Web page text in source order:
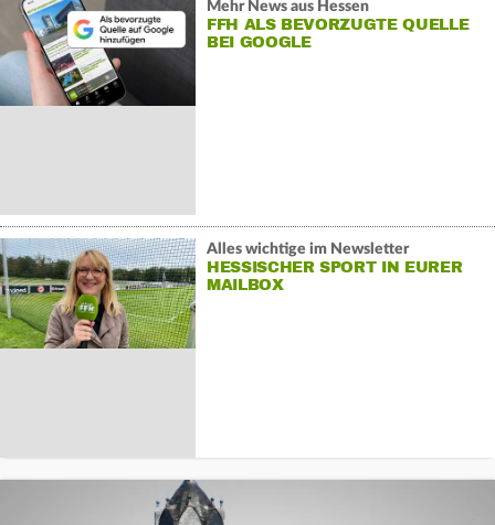
Mehr News aus Hessen
FFH ALS BEVORZUGTE QUELLE
BEI GOOGLE
Alles wichtige im Newsletter
HESSISCHER SPORT IN EURER
MAILBOX